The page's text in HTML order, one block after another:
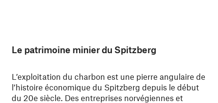
Le patrimoine minier du Spitzberg
L’exploitation du charbon est une pierre angulaire de
l’histoire économique du Spitzberg depuis le début
du 20e siècle. Des entreprises norvégiennes et